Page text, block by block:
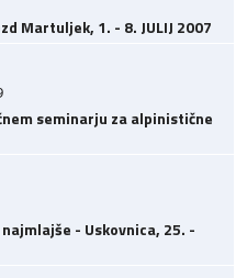
Martuljek, 1. - 8. JULIJ 2007
seminarju za alpinistične
- Uskovnica, 25. -